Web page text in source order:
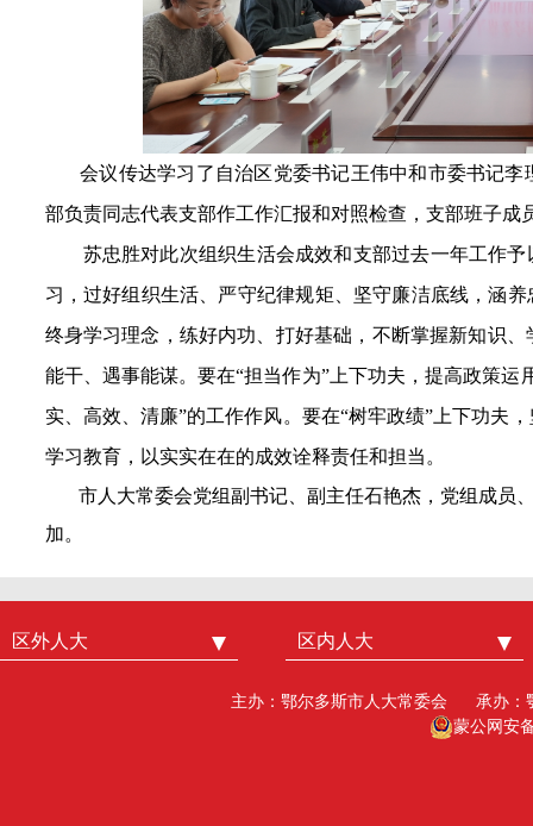
会议传达学习了自治区党委书记王伟中和市委书记
部负责同志代表支部作工作汇报和对照检查，支部班子成
苏忠胜对此次组织生活会成效和支部过去一年工作予
习 ，过好组织生活、 严守纪律规矩 、坚守廉洁底线，涵
终身学习理念， 练好内功、打好基础，不断掌握新知识
能干、遇事能谋。要在“担当作为”上下功夫，提高政策
实、高效、清廉”的工作作风。要在“树牢政绩”上下功夫
学习教育，以实实在在的成效诠释责任和担当。
市人大常委会党组副书记、副主任石艳杰， 党组成员
加。
区外人大
中国人大
区内人大
内蒙古人大
包头人大
主办：鄂尔多斯市人大常委会
承办：
蒙公网安